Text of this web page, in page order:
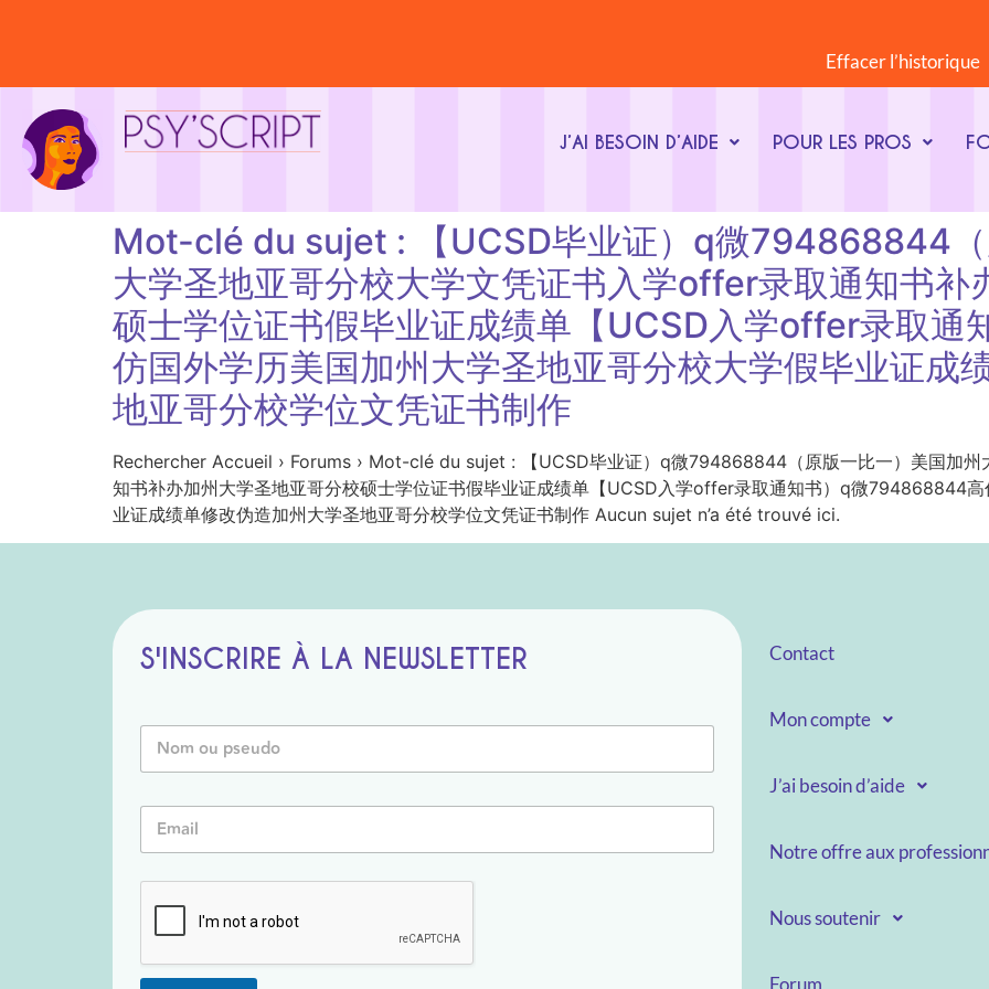
Effacer l’historique
J’AI BESOIN D’AIDE POUR LES PROS
Mot-clé du sujet : 【UCSD毕业证）q微794868844（
大学圣地亚哥分校大学文凭证书入学offer录取通知书补
硕士学位证书假毕业证成绩单【UCSD入学offer录取
仿国外学历美国加州大学圣地亚哥分校大学假毕业证成
地亚哥分校学位文凭证书制作
Rechercher Accueil › Forums › Mot-clé du sujet : 【UCSD毕业证）q微794868844（原版一比一）美国加州
知书补办加州大学圣地亚哥分校硕士学位证书假毕业证成绩单【UCSD入学offer录取通知书）q微794868844
业证成绩单修改伪造加州大学圣地亚哥分校学位文凭证书制作 Aucun sujet n’a été trouvé ici.
S'INSCRIRE À LA NEWSLETTER
N
m
s
e
*
*
e
u
E
a
i
Contact
Mon compte
J’ai besoin d’aide
Notre offre aux
Nous soutenir
Forum